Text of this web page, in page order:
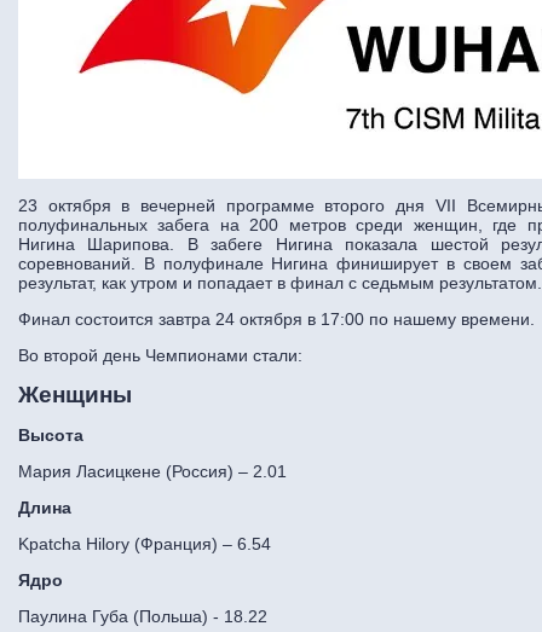
23 октября в вечерней программе второго дня VII
полуфинальных забега на 200 метров среди женщин, где
Нигина Шарипова. В забеге Нигина показала шестой
соревнований. В полуфинале Нигина финиширует в своем
результат, как утром и попадает в финал с седьмым результатом.
Финал состоится завтра 24 октября в 17:00 по нашему времени.
Во второй день Чемпионами стали:
Женщины
Высота
Мария Ласицкене (Россия) – 2.01
Длина
Kpatcha Hilory (Франция) – 6.54
Ядро
Паулина Губа (Польша) - 18.22